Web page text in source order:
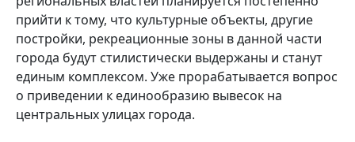
прийти к тому, что культурные объекты, другие
постройки, рекреационные зоны в данной части
города будут стилистически выдержаны и станут
единым комплексом. Уже прорабатывается вопрос
о приведении к единообразию вывесок на
центральных улицах города.